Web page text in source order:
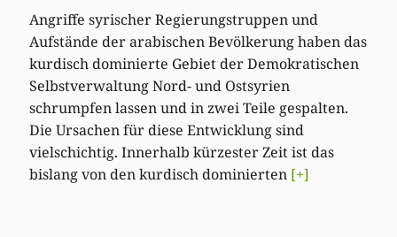
Angriffe syrischer Regierungstruppen und
Aufstände der arabischen Bevölkerung haben das
kurdisch dominierte Gebiet der Demokratischen
Selbstverwaltung Nord- und Ostsyrien
schrumpfen lassen und in zwei Teile gespalten.
Die Ursachen für diese Entwicklung sind
vielschichtig. Innerhalb kürzester Zeit ist das
bislang von den kurdisch dominierten [+]